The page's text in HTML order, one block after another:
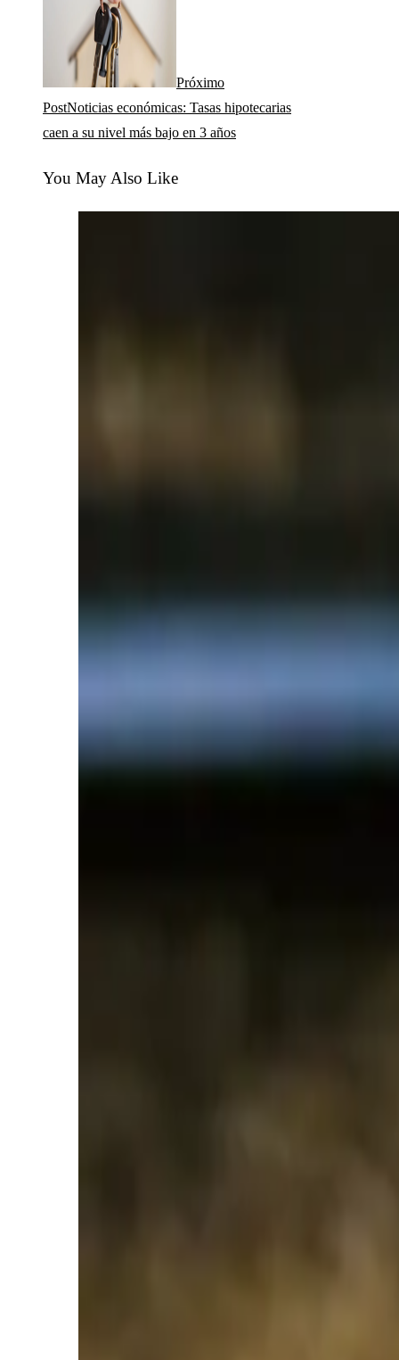
Próximo
PostNoticias económicas: Tasas hipotecarias
caen a su nivel más bajo en 3 años
You May Also Like